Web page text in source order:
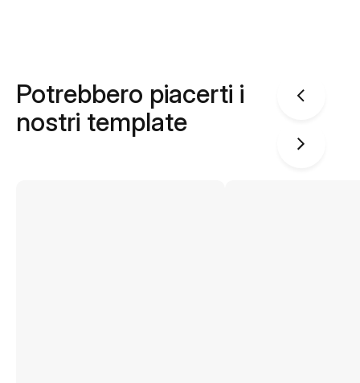
Potrebbero piacerti i
nostri template